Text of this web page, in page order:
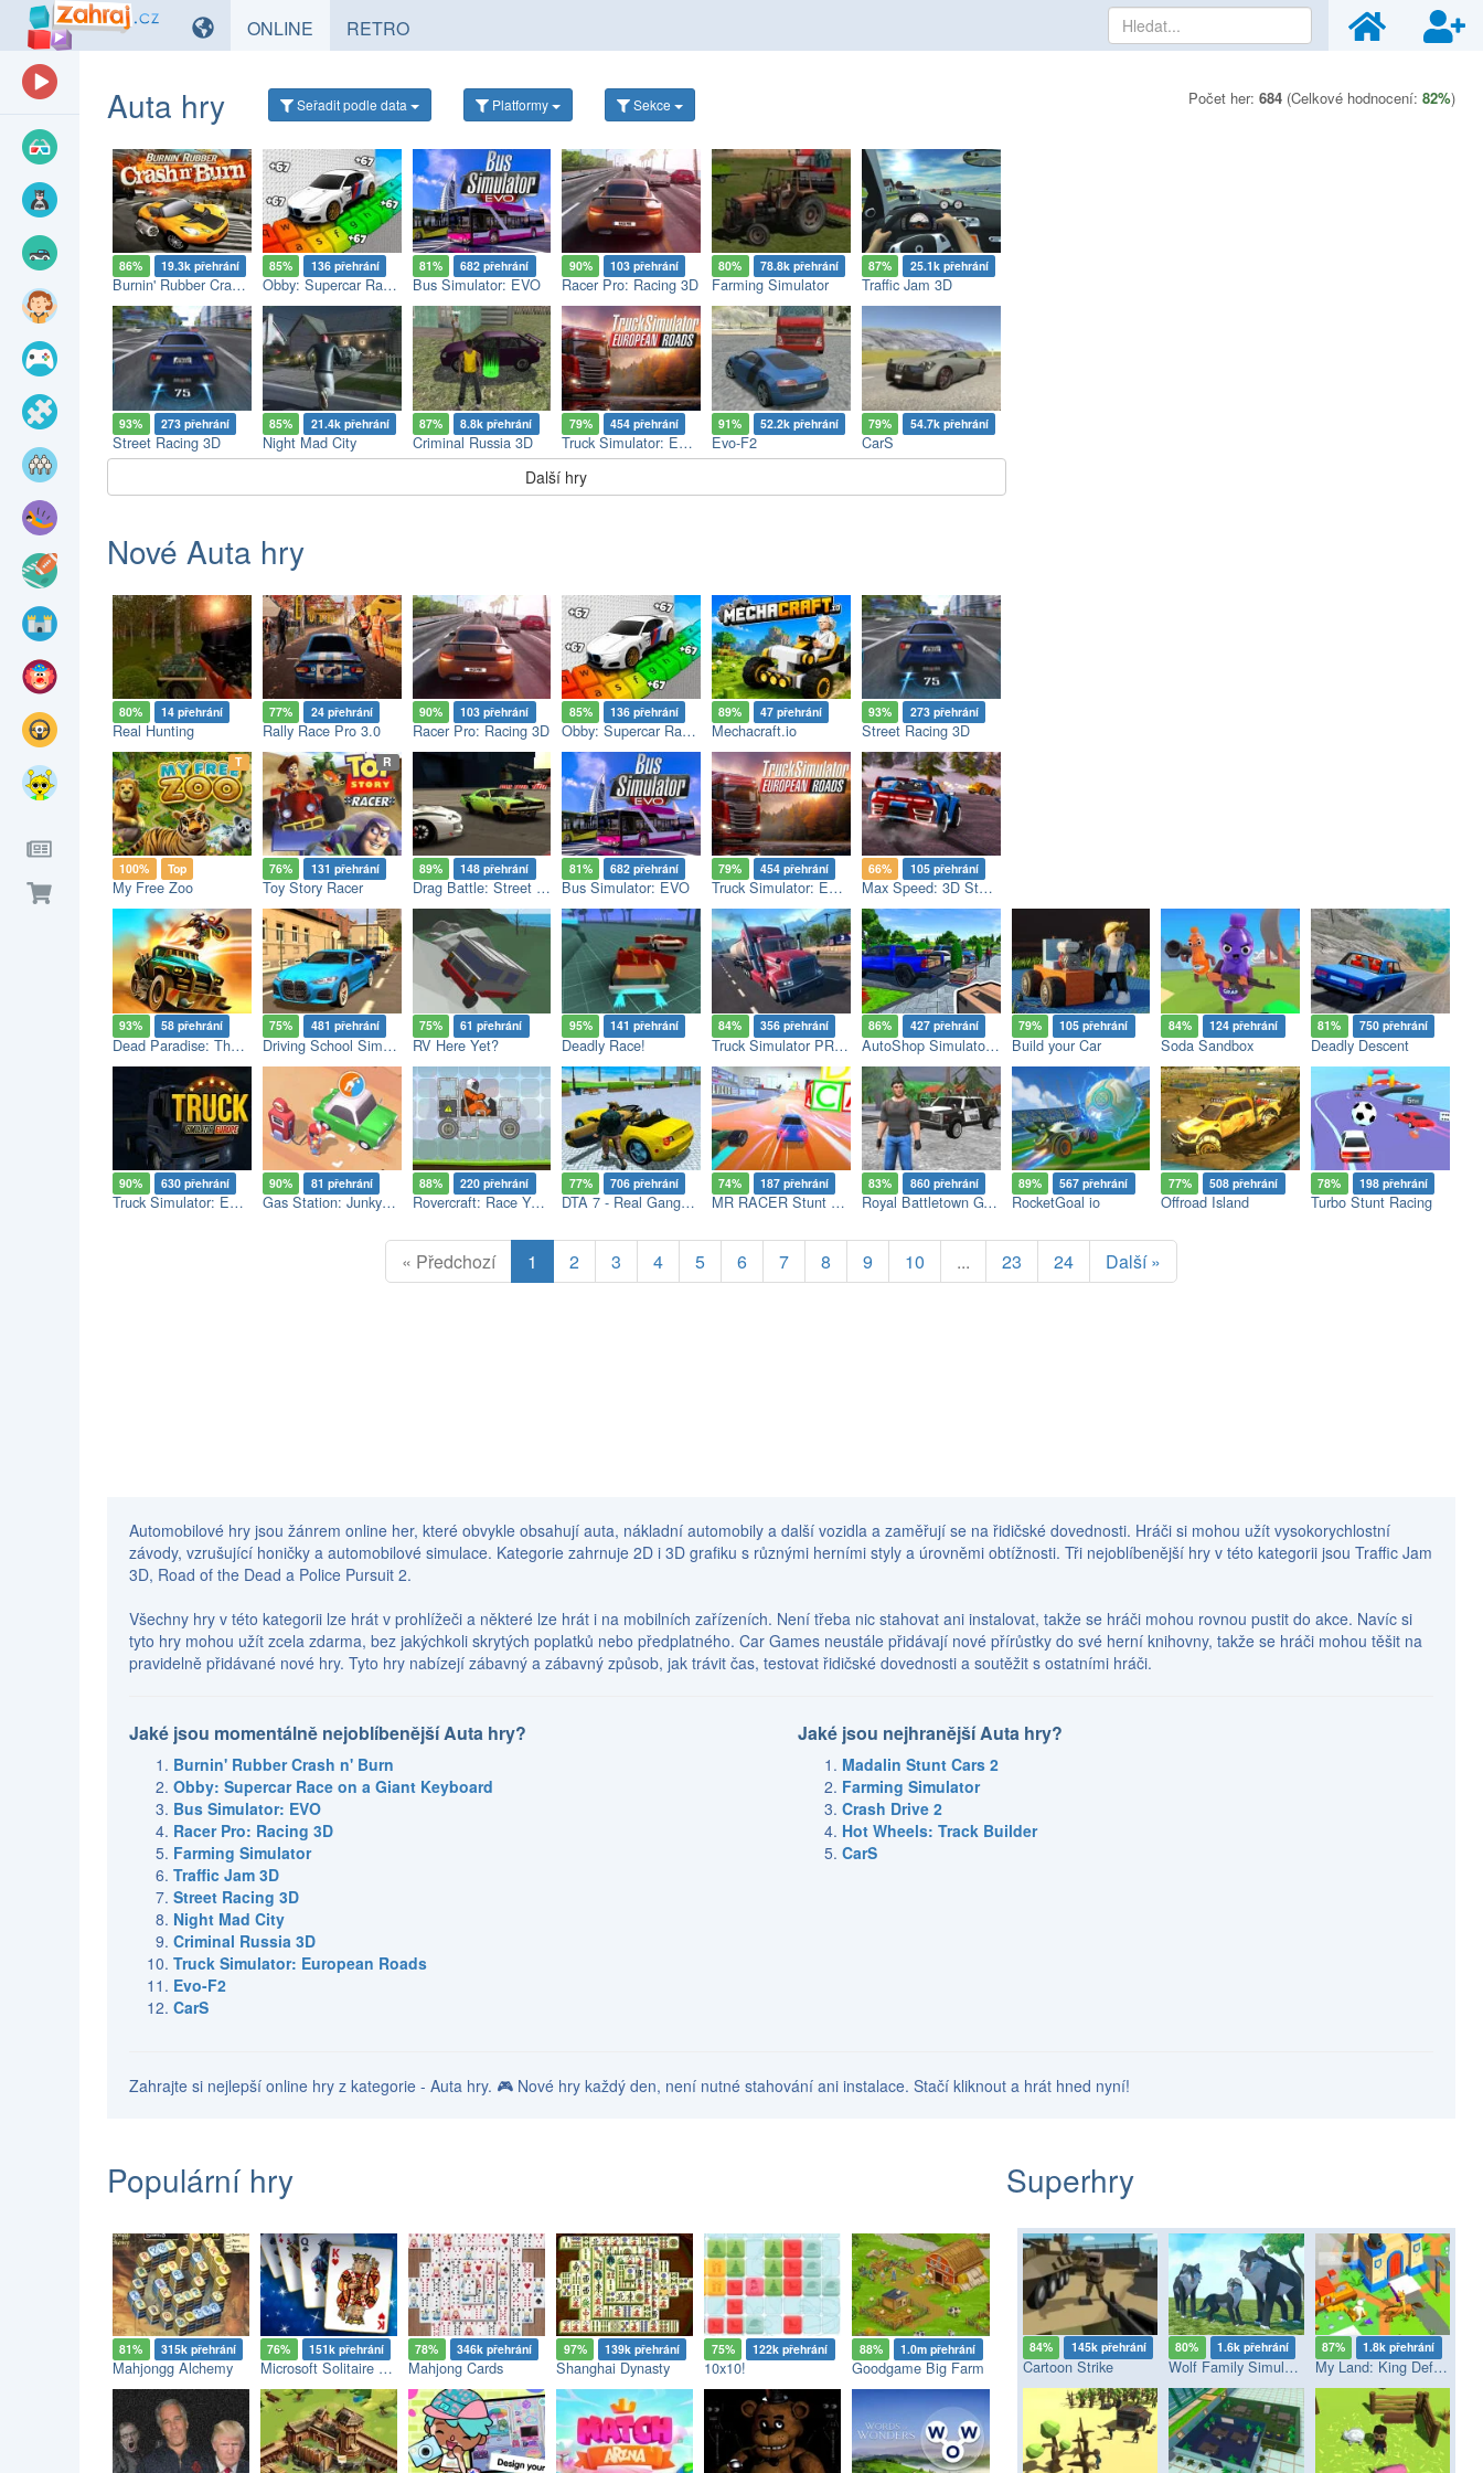
ONLINE HRYRETROHRY
Auta hry Seřaditpodle data Platformy Sekce Počet her: 684 (Celkové hodnocení: 82%)
86% 19.3k přehrání
Burnin' Rubber Crash n' Burn
85% 136 přehrání
Obby: Supercar Race on a Giant Keyboard
81% 682 přehrání
Bus Simulator: EVO
90% 103 přehrání
Racer Pro: Racing 3D
80% 78.8k přehrání
Farming Simulator
87% 25.1k přehrání
Traffic Jam 3D
93% 273 přehrání
Street Racing 3D
85% 21.4k přehrání
Night Mad City
87% 8.8k přehrání
Criminal Russia 3D
79% 454 přehrání
Truck Simulator: European Roads
91% 52.2k přehrání
Evo-F2
79% 54.7k přehrání
CarS
Další hry
Nové Auta hry
80% 14 přehrání
Real Hunting
77% 24 přehrání
Rally Race Pro 3.0
90% 103 přehrání
Racer Pro: Racing 3D
85% 136 přehrání
Obby: Supercar Race on a Giant Keyboard
89% 47 přehrání
Mechacraft.io
93% 273 přehrání
Street Racing 3D
Top
100% Top
My Free Zoo
R etro
76% 131 přehrání
Toy Story Racer
89% 148 přehrání
Drag Battle: Street Racing
81% 682 přehrání
Bus Simulator: EVO
79% 454 přehrání
Truck Simulator: European Roads
66% 105 přehrání
Max Speed: 3D Stunt Race
93% 58 přehrání
Dead Paradise: The Road Warrior
75% 481 přehrání
Driving School Simulator
75% 61 přehrání
RV Here Yet?
95% 141 přehrání
Deadly Race!
84% 356 přehrání
Truck Simulator PRO 2
86% 427 přehrání
AutoShop Simulator: Supermarket 2026
79% 105 přehrání
Build your Car
84% 124 přehrání
Soda Sandbox
81% 750 přehrání
Deadly Descent
90% 630 přehrání
Truck Simulator: Europe
90% 81 přehrání
Gas Station: Junkyard Tycoon
88% 220 přehrání
Rovercraft: Race Your Space Car
77% 706 přehrání
DTA 7 - Real Gangster
74% 187 přehrání
MR RACER Stunt Mania
83% 860 přehrání
Royal Battletown GTA
89% 567 přehrání
RocketGoal io
77% 508 přehrání
Offroad Island
78% 198 přehrání
Turbo Stunt Racing
« Předchozí 1 2 3 4 5 6 7 8 9 10 ... 23 24 Další »
Automobilové hry jsou žánrem online her, které obvykle obsahují auta, nákladní automobily a další vozidla a zaměřují se na řidičské dovednosti. Hráči si mohou užít vysokorychlostní
závody, vzrušující honičky a automobilové simulace. Kategorie zahrnuje 2D i 3D grafiku s různými herními styly a úrovněmi obtížnosti. Tři nejoblíbenější hry v této kategorii jsou Traffic Jam
3D, Road of the Dead a Police Pursuit 2.
Všechny hry v této kategorii lze hrát v prohlížeči a některé lze hrát i na mobilních zařízeních. Není třeba nic stahovat ani instalovat, takže se hráči mohou rovnou pustit do akce. Navíc si
tyto hry mohou užít zcela zdarma, bez jakýchkoli skrytých poplatků nebo předplatného. Car Games neustále přidávají nové přírůstky do své herní knihovny, takže se hráči mohou těšit na
pravidelně přidávané nové hry. Tyto hry nabízejí zábavný a zábavný způsob, jak trávit čas, testovat řidičské dovednosti a soutěžit s ostatními hráči.
Jaké jsou momentálně nejoblíbenější Auta hry?
Burnin' Rubber Crash n' Burn
Obby: Supercar Race on a Giant Keyboard
Bus Simulator: EVO
Racer Pro: Racing 3D
Farming Simulator
Traffic Jam 3D
Street Racing 3D
Night Mad City
Criminal Russia 3D
Truck Simulator: European Roads
Evo-F2
CarS
Jaké jsou nejhranější Auta hry?
Madalin Stunt Cars 2
Farming Simulator
Crash Drive 2
Hot Wheels: Track Builder
CarS
Zahrajte si nejlepší online hry z kategorie - Auta hry. 🎮 Nové hry každý den, není nutné stahování ani instalace. Stačí kliknout a hrát hned nyní!
Populární hry
81% 315k přehrání
Mahjongg Alchemy
76% 151k přehrání
Microsoft Solitaire Collection
78% 346k přehrání
Mahjong Cards
97% 139k přehrání
Shanghai Dynasty
75% 122k přehrání
10x10!
88% 1.0m přehrání
Goodgame Big Farm
Superhry
84% 145k přehrání
Cartoon Strike
80% 1.6k přehrání
Wolf Family Simulator
87% 1.8k přehrání
My Land: King Defender